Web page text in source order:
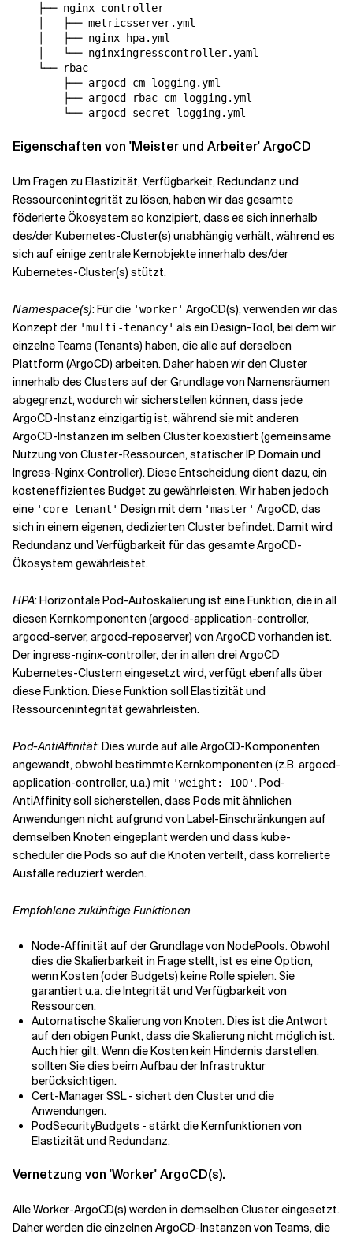
    ├── nginx-controller
    │   ├── metricsserver.yml
    │   ├── nginx-hpa.yml
    │   └── nginxingresscontroller.yaml
    └── rbac
        ├── argocd-cm-logging.yml
        ├── argocd-rbac-cm-logging.yml
Eigenschaften von 'Meister und Arbeiter' ArgoCD
Um Fragen zu Elastizität, Verfügbarkeit, Redundanz und
Ressourcenintegrität zu lösen, haben wir das gesamte
föderierte Ökosystem so konzipiert, dass es sich innerhalb
des/der Kubernetes-Cluster(s) unabhängig verhält, während es
sich auf einige zentrale Kernobjekte innerhalb des/der
Kubernetes-Cluster(s) stützt.
Namespace(s): Für die 'worker' ArgoCD(s), verwenden wir das
Konzept der 'multi-tenancy' als ein Design-Tool, bei dem wir
einzelne Teams (Tenants) haben, die alle auf derselben
Plattform (ArgoCD) arbeiten. Daher haben wir den Cluster
innerhalb des Clusters auf der Grundlage von Namensräumen
abgegrenzt, wodurch wir sicherstellen können, dass jede
ArgoCD-Instanz einzigartig ist, während sie mit anderen
ArgoCD-Instanzen im selben Cluster koexistiert (gemeinsame
Nutzung von Cluster-Ressourcen, statischer IP, Domain und
Ingress-Nginx-Controller). Diese Entscheidung dient dazu, ein
kosteneffizientes Budget zu gewährleisten. Wir haben jedoch
eine 'core-tenant' Design mit dem 'master' ArgoCD, das
sich in einem eigenen, dedizierten Cluster befindet. Damit wird
Redundanz und Verfügbarkeit für das gesamte ArgoCD-
Ökosystem gewährleistet.
HPA: Horizontale Pod-Autoskalierung ist eine Funktion, die in all
diesen Kernkomponenten (argocd-application-controller,
argocd-server, argocd-reposerver) von ArgoCD vorhanden ist.
Der ingress-nginx-controller, der in allen drei ArgoCD
Kubernetes-Clustern eingesetzt wird, verfügt ebenfalls über
diese Funktion. Diese Funktion soll Elastizität und
Ressourcenintegrität gewährleisten.
Pod-AntiAffinität: Dies wurde auf alle ArgoCD-Komponenten
angewandt, obwohl bestimmte Kernkomponenten (z.B. argocd-
application-controller, u.a.) mit 'weight: 100'. Pod-
AntiAffinity soll sicherstellen, dass Pods mit ähnlichen
Anwendungen nicht aufgrund von Label-Einschränkungen auf
demselben Knoten eingeplant werden und dass kube-
scheduler die Pods so auf die Knoten verteilt, dass korrelierte
Ausfälle reduziert werden.
Empfohlene zukünftige Funktionen
Node-Affinität auf der Grundlage von NodePools. Obwohl
dies die Skalierbarkeit in Frage stellt, ist es eine Option,
wenn Kosten (oder Budgets) keine Rolle spielen. Sie
garantiert u.a. die Integrität und Verfügbarkeit von
Ressourcen.
Automatische Skalierung von Knoten. Dies ist die Antwort
auf den obigen Punkt, dass die Skalierung nicht möglich ist.
Auch hier gilt: Wenn die Kosten kein Hindernis darstellen,
sollten Sie dies beim Aufbau der Infrastruktur
berücksichtigen.
Cert-Manager SSL - sichert den Cluster und die
Anwendungen.
PodSecurityBudgets - stärkt die Kernfunktionen von
Elastizität und Redundanz.
Vernetzung von 'Worker' ArgoCD(s).
Alle Worker-ArgoCD(s) werden in demselben Cluster eingesetzt.
Daher werden die einzelnen ArgoCD-Instanzen von Teams, die